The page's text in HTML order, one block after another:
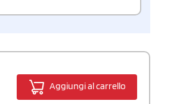
Aggiungi al carrello